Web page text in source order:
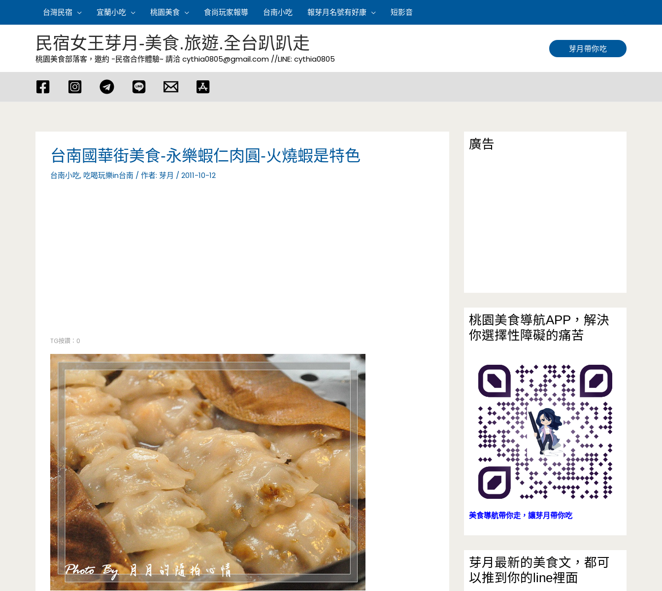
容
台灣民宿 宜蘭小吃 桃園美食 食尚玩家報導 台南小吃 報芽月名號有好康 短影音
尋
民宿女王芽月-美食.旅遊.全台趴趴走
桃園美食部落客，邀約 -民宿合作體驗~ 請洽cythia0805@gmail.com //LINE: cythia0805
芽月帶你吃
台南國華街美食-永樂蝦仁肉圓-火燒蝦是特色
台南小吃, 吃喝玩樂in台南 / 作者: 芽月 / 2011-10-12
TG按讚：0
廣告
桃園美食導航APP，解決
你選擇性障礙的痛苦
美食導航帶你走，讓芽月帶你吃
芽月最新的美食文，都可
以推到你的line裡面